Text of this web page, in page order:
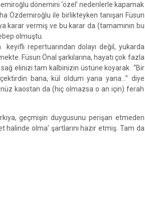
dönemini ‘özel’ nedenlerle kapamak
Özdemiroğlu ile birlikteyken tanışan Füsun
karar vermiş ve bu karar da (tamamının bu
olmuştu.
keyifli repertuarından dolayı değil, yukarda
Füsun Önal şarkılarına, hayatı çok fazla
elinizi tam kalbinizin üstüne koyarak “Bir
bana, kül oldum yana yana…” diye
kaostan da (hiç olmazsa o an için) ferah
geçmişin duygusunu perişan etmeden
olma’ şartlarını hazır etmiş. Tam da